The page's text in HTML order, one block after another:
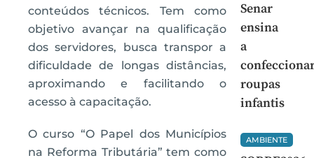
conteúdos técnicos. Tem como
objetivo avançar na qualificação
dos servidores, busca transpor a
dificuldade de longas distâncias,
aproximando e facilitando o
acesso à capacitação.
O curso “O Papel dos Municípios
na Reforma Tributária” tem como
Senar
ensina
a
roupas
infantis
AMBIENTE